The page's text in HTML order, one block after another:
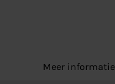
Meer informatie